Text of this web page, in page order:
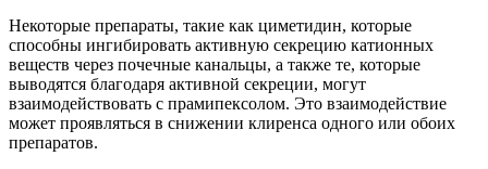
Некоторые препараты, такие как циметидин, которые
способны ингибировать активную секрецию катионных
веществ через почечные канальцы, а также те, которые
выводятся благодаря активной секреции, могут
взаимодействовать с прамипексолом. Это взаимодействие
может проявляться в снижении клиренса одного или обоих
препаратов.